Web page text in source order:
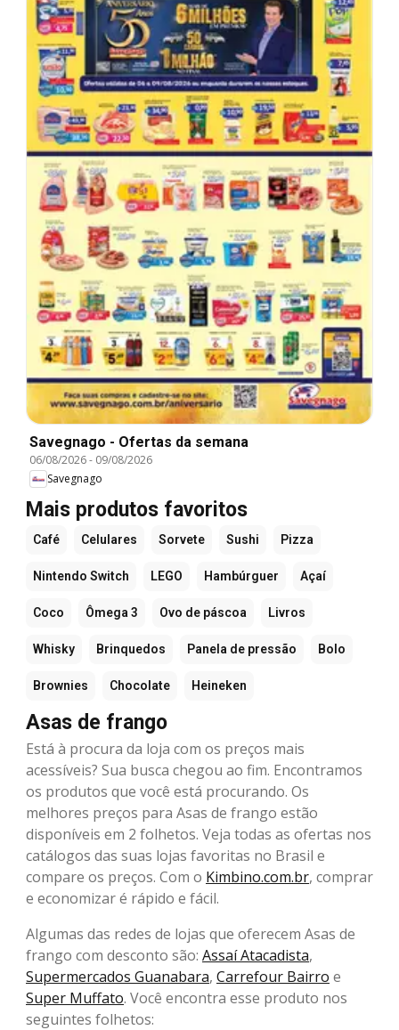
Savegnago - Ofertas da semana
06/08/2026- 09/08/2026
Savegnago
Mais produtos favoritos
Café Celulares Sorvete Sushi Pizza
Nintendo Switch LEGO Hambúrguer Açaí
Coco Ômega 3 Ovo de páscoa Livros
Whisky Brinquedos Panela de pressão Bolo
Brownies Chocolate Heineken
Asas de frango
Está à procura da loja com os preços mais
acessíveis? Sua busca chegou ao fim. Encontramos
os produtos que você está procurando. Os
melhores preços para Asas de frango estão
disponíveis em 2 folhetos. Veja todas as ofertas nos
catálogos das suas lojas favoritas no Brasil e
compare os preços. Com o Kimbino.com.br, comprar
e economizar é rápido e fácil.
Algumas das redes de lojas que oferecem Asas de
frango com desconto são: Assaí Atacadista,
Supermercados Guanabara, Carrefour Bairro e
Super Muffato. Você encontra esse produto nos
seguintes folhetos: